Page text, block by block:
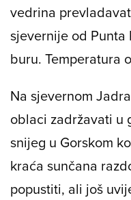
vedrina
sjevernije od
buru. Temperatura
Na sjevernom
oblaci zadržavati u
snijeg u Gorskom
kraća sunčana
popustiti, ali još